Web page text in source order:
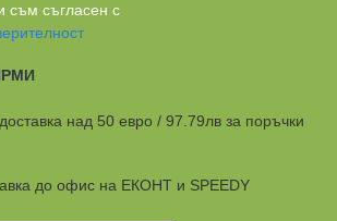
съм съгласен с
над 50 евро / 97.79лв за поръчки
до офис на ЕКОНТ и SPEEDY